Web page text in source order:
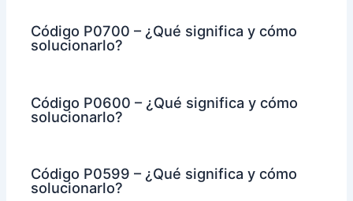
Código P0700 – ¿Qué significa y cómo
solucionarlo?
Código P0600 – ¿Qué significa y cómo
solucionarlo?
Código P0599 – ¿Qué significa y cómo
solucionarlo?